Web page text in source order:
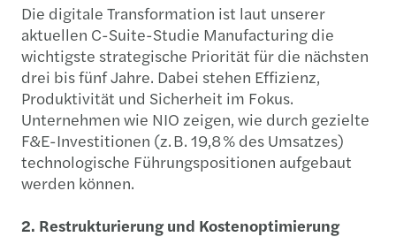
Die digitale Transformation ist laut unserer
aktuellen C-Suite-Studie Manufacturing die
wichtigste strategische Priorität für die nächsten
drei bis fünf Jahre. Dabei stehen Effizienz,
Produktivität und Sicherheit im Fokus.
Unternehmen wie NIO zeigen, wie durch gezielte
F&E-Investitionen (z. B. 19,8 % des Umsatzes)
technologische Führungspositionen aufgebaut
werden können.
2. Restrukturierung und Kostenoptimierung